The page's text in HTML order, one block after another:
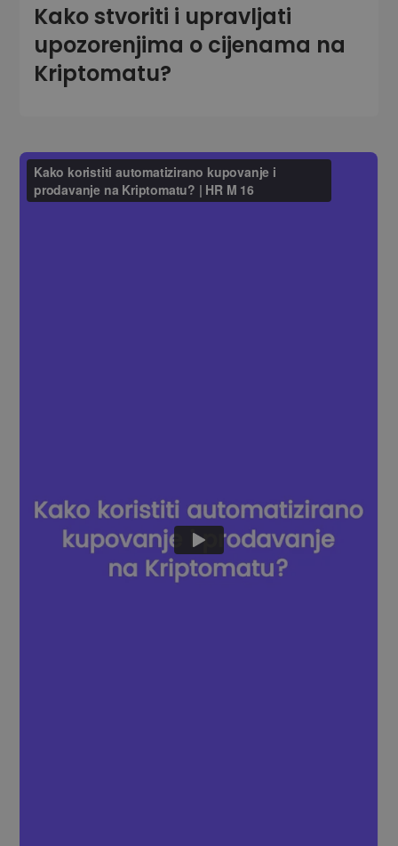
Kako stvoriti i upravljati
upozorenjima o cijenama na
Kriptomatu?